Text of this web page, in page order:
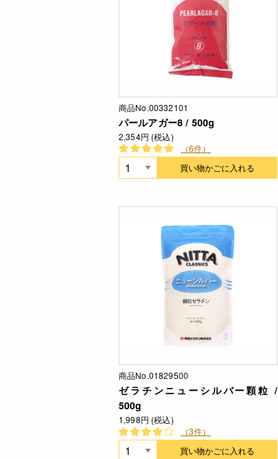
商品No.00332101
パールアガー8 / 500g
2,354円 (税込)
（6件）
買い物かごに入れる
商品No.01829500
ゼラチンニューシルバー顆粒 /
500g
1,998円 (税込)
（3件）
買い物かごに入れる